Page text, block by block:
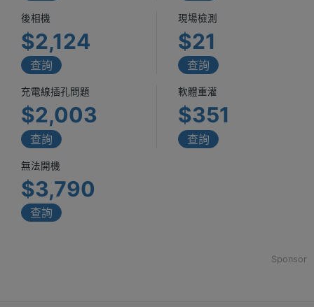
後相機
$2,124
查詢
現場檢測
$21
查詢
充電線插孔問題
$2,003
查詢
軟體重灌
$351
查詢
無法開機
$3,790
查詢
Sponsor